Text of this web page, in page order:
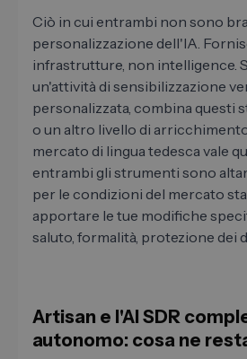
Ciò in cui entrambi non sono
personalizzazione dell'IA.
infrastrutture, non intelligence.
un'attività di sensibilizzazione
personalizzata, combina questi
o un altro livello di
mercato di lingua tedesca vale
entrambi gli strumenti sono
per le condizioni del mercato
apportare le tue modifiche
saluto, formalità, protezione dei
Artisan e l'AI SDR
autonomo: cosa ne